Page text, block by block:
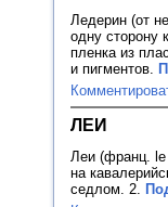
Ледерин (от
одну сторону
пленка из
и пигментов.
ЛЕИ
Леи (франц. le
на
седлом. 2.